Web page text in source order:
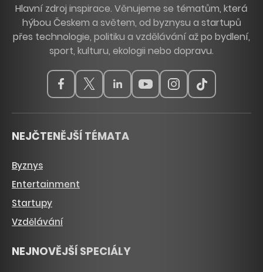
Hlavní zdroj inspirace. Věnujeme se tématům, která
hýbou Českem a světem, od byznysu a startupů
přes technologie, politiku a vzdělávání až po bydlení,
sport, kulturu, ekologii nebo dopravu.
NEJČTENĚJŠÍ TÉMATA
Byznys
Entertainment
Startupy
Vzdělávání
NEJNOVĚJŠÍ SPECIÁLY